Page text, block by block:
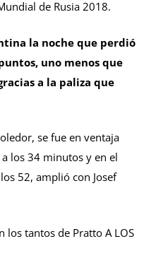
de Rusia 2018.
la noche que perdió
uno menos que
a la paliza que
se fue en ventaja
los 34 minutos y en el
52, amplió con Josef
los tantos de Pratto A LOS